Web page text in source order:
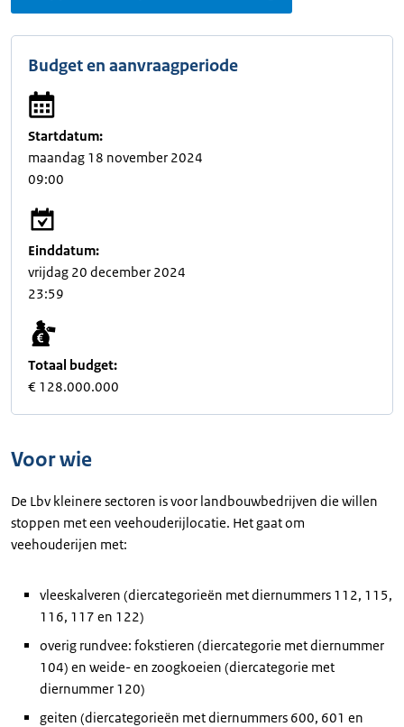
Budget en aanvraagperiode
Startdatum:
maandag 18 november 2024
09:00
Einddatum:
vrijdag 20 december 2024
23:59
Totaal budget:
€ 128.000.000
Voor wie
De Lbv kleinere sectoren is voor landbouwbedrijven die willen
stoppen met een veehouderijlocatie. Het gaat om
veehouderijen met:
vleeskalveren (diercategorieën met diernummers 112, 115,
116, 117 en 122)
overig rundvee: fokstieren (diercategorie met diernummer
104) en weide- en zoogkoeien (diercategorie met
diernummer 120)
geiten (diercategorieën met diernummers 600, 601 en